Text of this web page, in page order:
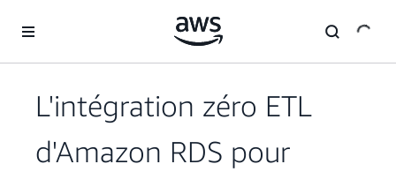
L'intégration zéro ETL
d'Amazon RDS pour